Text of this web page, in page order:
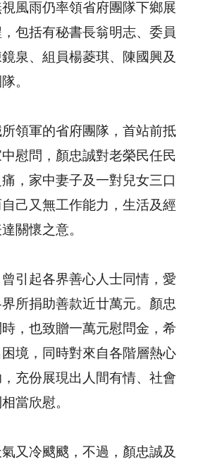
風雨仍率領省府團隊下鄉展
包括有秘書長翁明志、委員
泉、組員楊菱琪、陳國興及
。
領軍的省府團隊，首站前抵
慰問，顏忠誠對老榮民任民
，家中妻子及一對兒女三口
己又無工作能力，生活及經
關懷之意。
引起各界善心人士同情，愛
所捐助善款近廿萬元。顏忠
，也致贈一萬元慰問金，希
境，同時對來自各階層熱心
充份展現出人間有情、社會
當欣慰。
又冷颼颼，不過，顏忠誠及